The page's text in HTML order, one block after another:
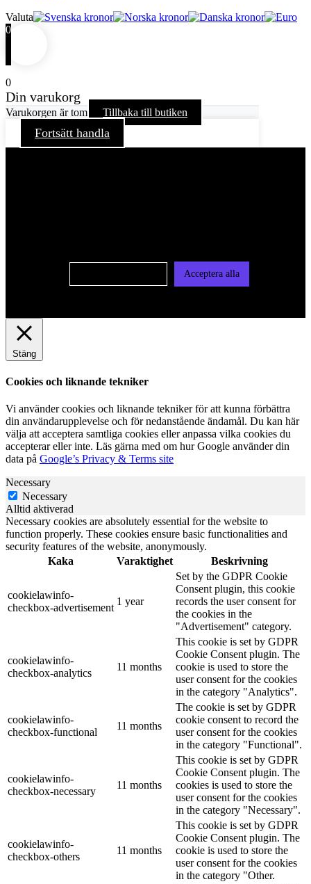
Valuta
0
0
Din varukorg
Varukorgen är tom Tillbaka till butiken
Fortsätt handla
Acceptera alla
Stäng
Cookies och liknande tekniker
Vi använder cookies och liknande tekniker för att kunna förbättra
din användarupplevelse och för nedanstående ändamål. Du kan här
välja att acceptera samtliga cookies eller anpassa vilka cookies du
accepterar eller inte. Läs gärna med om hur Google använder din
data på Google’s Privacy & Terms site
Necessary
Necessary
Alltid aktiverad
Necessary cookies are absolutely essential for the website to
function properly. These cookies ensure basic functionalities and
security features of the website, anonymously.
Kaka
Varaktighet Beskrivning
cookielawinfo-
checkbox-advertisement
1 year
Set by the GDPR Cookie
Consent plugin, this cookie
records the user consent for
the cookies in the
"Advertisement" category.
cookielawinfo-
checkbox-analytics
11 months
This cookie is set by GDPR
Cookie Consent plugin. The
cookie is used to store the
user consent for the cookies
in the category "Analytics".
cookielawinfo-
checkbox-functional
11 months
The cookie is set by GDPR
cookie consent to record the
user consent for the cookies
in the category "Functional".
cookielawinfo-
checkbox-necessary
11 months
This cookie is set by GDPR
Cookie Consent plugin. The
cookies is used to store the
user consent for the cookies
in the category "Necessary".
cookielawinfo-
checkbox-others
11 months
This cookie is set by GDPR
Cookie Consent plugin. The
cookie is used to store the
user consent for the cookies
in the category "Other.